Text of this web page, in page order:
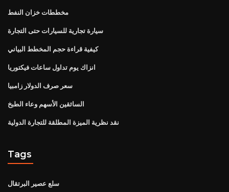
مخططات خزان النفط
سيارة تجارية للسيارات حتى التجارة
كيفية قراءة حجم المخطط البياني
انزاك يوم تداول ساعات فيكتوريا
سعر صرف الدولار زامبيا
السائقين الأسهم وعاء الطبخ
نقد نظرية الميزة المطلقة للتجارة الدولية
Tags
سلع عصير البرتقال